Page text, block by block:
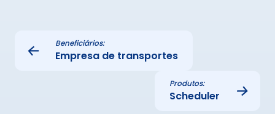
← Beneficiários:
Empresa de transportes
Produtos:
Scheduler →